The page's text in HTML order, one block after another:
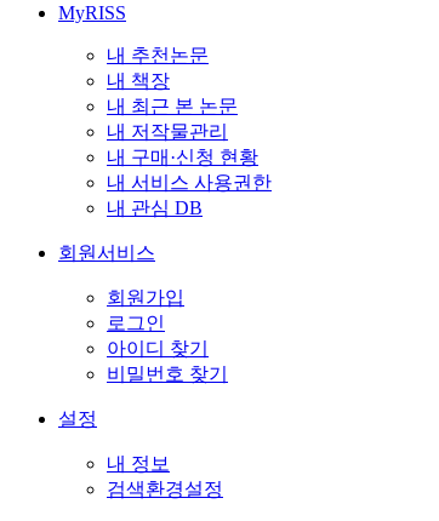
MyRISS
내 추천논문
내 책장
내 최근 본 논문
내 저작물관리
내 구매·신청 현황
내 서비스 사용권한
내 관심 DB
회원서비스
회원가입
로그인
아이디 찾기
비밀번호 찾기
설정
내 정보
검색환경설정